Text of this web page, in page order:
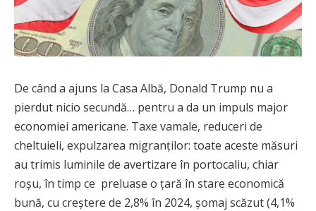
De când a ajuns la Casa Albă, Donald Trump nu a
pierdut nicio secundă… pentru a da un impuls major
economiei americane. Taxe vamale, reduceri de
cheltuieli, expulzarea migranților: toate aceste măsuri
au trimis luminile de avertizare în portocaliu, chiar
roșu, în timp ce preluase o țară în stare economică
bună, cu creștere de 2,8% în 2024, șomaj scăzut (4,1%